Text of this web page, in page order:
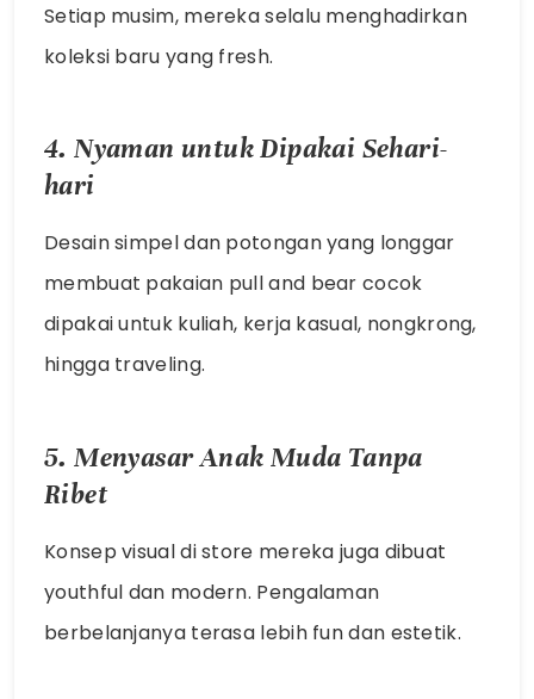
Setiap musim, mereka selalu menghadirkan
koleksi baru yang fresh.
4. Nyaman untuk Dipakai Sehari-
hari
Desain simpel dan potongan yang longgar
membuat pakaian pull and bearcocok
dipakai untuk kuliah, kerja kasual, nongkrong,
hingga traveling.
5. Menyasar Anak Muda Tanpa
Ribet
Konsep visual di store mereka juga dibuat
youthful dan modern. Pengalaman
berbelanjanya terasa lebih fun dan estetik.